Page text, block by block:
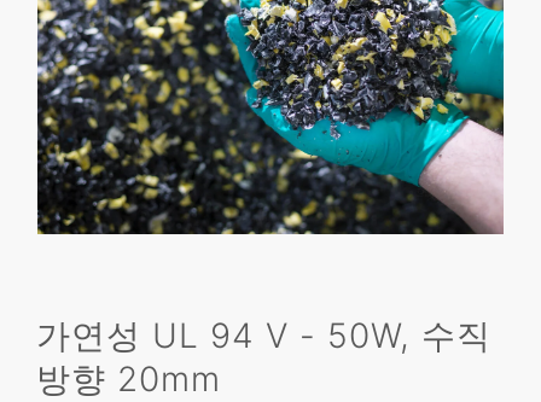
가연성 UL 94 V - 50W, 수직
방향 20mm